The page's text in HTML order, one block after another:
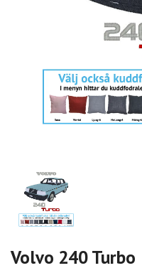
Volvo 240 Turbo